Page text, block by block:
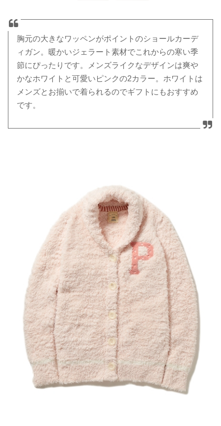
胸元の大きなワッペンがポイントのショールカーデ
ィガン。暖かいジェラート素材でこれからの寒い季
節にぴったりです。メンズライクなデザインは爽や
かなホワイトと可愛いピンクの2カラー。ホワイトは
メンズとお揃いで着られるのでギフトにもおすすめ
です。